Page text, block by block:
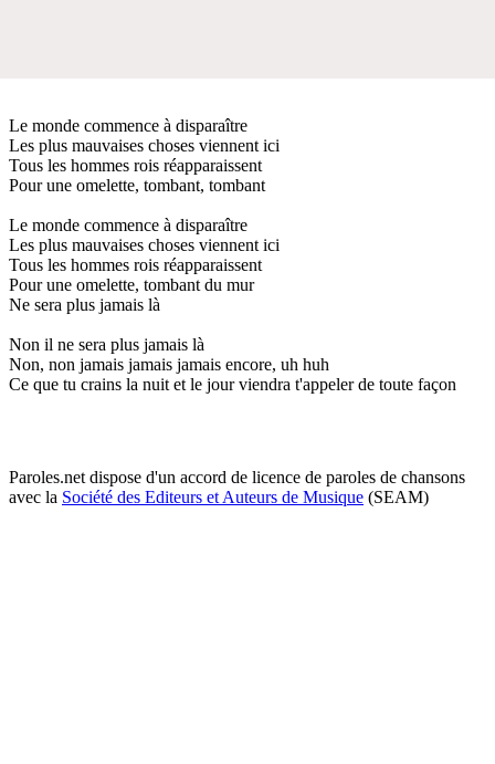
Le monde commence à disparaître
Les plus mauvaises choses viennent ici
Tous les hommes rois réapparaissent
Pour une omelette, tombant, tombant
Le monde commence à disparaître
Les plus mauvaises choses viennent ici
Tous les hommes rois réapparaissent
Pour une omelette, tombant du mur
Ne sera plus jamais là
Non il ne sera plus jamais là
Non, non jamais jamais jamais encore, uh huh
Ce que tu crains la nuit et le jour viendra t'appeler de toute façon
Paroles.net dispose d'un accord de licence de paroles de chansons
avec la Société des Editeurs et Auteurs de Musique (SEAM)